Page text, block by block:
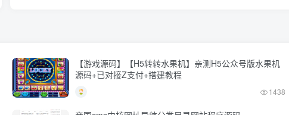
【游戏源码】【H5转转水果机】亲测H5公众号版水果机
源码+已对接Z支付+搭建教程
1438